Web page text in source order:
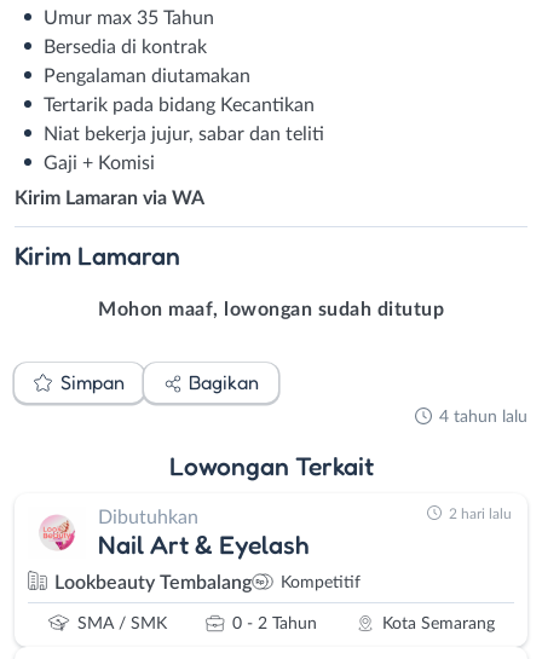
Umur max 35 Tahun
Bersedia di kontrak
Pengalaman diutamakan
Tertarik pada bidang Kecantikan
Niat bekerja jujur, sabar dan teliti
Gaji + Komisi
Kirim Lamaran via WA
Kirim Lamaran
Mohon maaf, lowongan sudah ditutup
Simpan Bagikan
4 tahun lalu
Lowongan Terkait
Dibutuhkan
Nail Art & Eyelash
Lookbeauty Tembalang Kompetitif
SMA / SMK 0 - 2 Tahun Kota Semarang
2 hari lalu